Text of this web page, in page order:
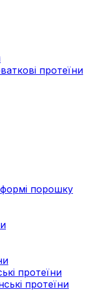
протеїни
порошку
протеїни
протеїни